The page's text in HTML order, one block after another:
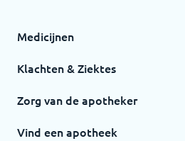
Medicijnen
Klachten & Ziektes
Zorg van de apotheker
Vind een apotheek